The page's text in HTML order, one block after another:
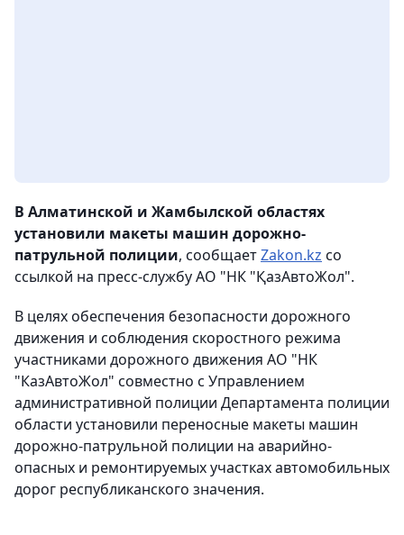
В Алматинской и Жамбылской областях
установили макеты машин дорожно-
патрульной полиции, сообщаетZakon.kz со
ссылкой на пресс-службу АО "НК "ҚазАвтоЖол".
В целях обеспечения безопасности дорожного
движения и соблюдения скоростного режима
участниками дорожного движения АО "НК
"КазАвтоЖол" совместно с Управлением
административной полиции Департамента полиции
области установили переносные макеты машин
дорожно-патрульной полиции на аварийно-
опасных и ремонтируемых участках автомобильных
дорог республиканского значения.